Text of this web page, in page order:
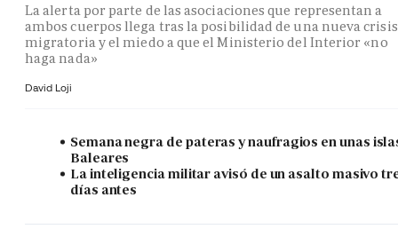
La alerta por parte de las asociaciones que representan a
ambos cuerpos llega tras la posibilidad de una nueva crisis
migratoria y el miedo a que el Ministerio del Interior «no
haga nada»
David Loji
Semana negra de pateras y naufragios en unas
Baleares
La inteligencia militar avisó de un asalto masivo
días antes